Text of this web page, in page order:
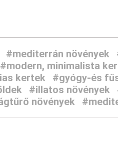
#mediterrán növények
#modern, minimalista
kertek
#gyógy-és
#illatos növények
növények